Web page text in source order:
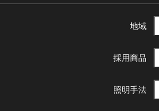
地域
採用商品
照明手法